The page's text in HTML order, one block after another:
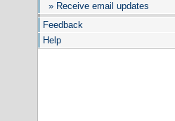
» Receive email updates
Feedback
Help